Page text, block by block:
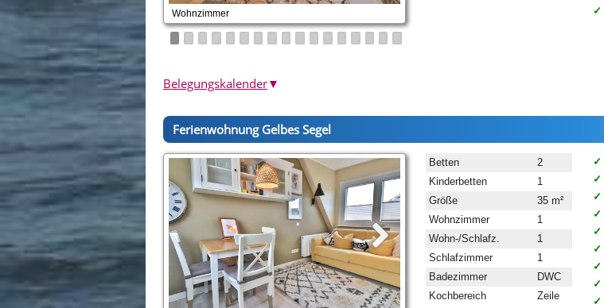
Wohnzimmer
Belegungskalender▼
Ferienwohnung Gelbes Segel
Betten
2
Kinderbetten
1
Größe
35 m²
Wohnzimmer
1
Wohn-/Schlafz.
1
Schlafzimmer
1
Badezimmer
DWC
Kochbereich
Zeile